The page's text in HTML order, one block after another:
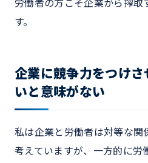
労働者の方こそ企業から搾取
す。
企業に競争力をつけ
いと意味がない
私は企業と労働者は対等な関
考えていますが、一方的に労